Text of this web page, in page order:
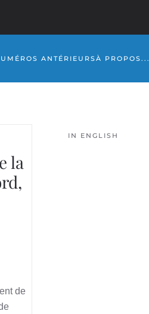
ANTÉRIEURSÀ PROPOS...
la
de
IN ENGLISH